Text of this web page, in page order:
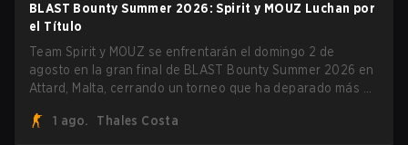
BLAST Bounty Summer 2026: Spirit y MOUZ Luchan por
el Título
Team Spirit y MOUZ se enfrentarán el domingo 2 de
agosto en la gran final de BLAST Bounty Summer 2026 en
Attard, Malta, cerrando un torneo que ha deparado más de
1 ago.
Thales Costa